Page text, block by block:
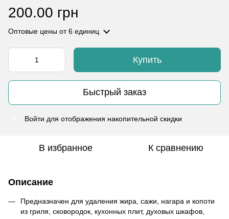
200.00 грн
Оптовые цены от 6 единиц
Купить
Быстрый заказ
Войти для отображения накопительной скидки
В избранное К сравнению
Описание
Предназначен для удаления жира, сажи, нагара и копоти
из гриля, сковородок, кухонных плит, духовых шкафов,